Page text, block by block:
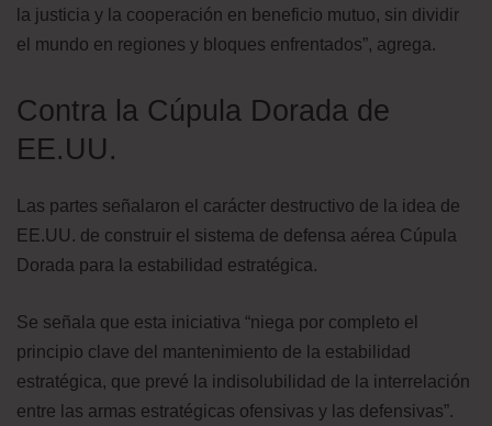
la justicia y la cooperación en beneficio mutuo, sin dividir
el mundo en regiones y bloques enfrentados”, agrega.
Contra la Cúpula Dorada de
EE.UU.
Las partes señalaron el carácter destructivo de la idea de
EE.UU. de construir el sistema de defensa aérea Cúpula
Dorada para la estabilidad estratégica.
Se señala que esta iniciativa “niega por completo el
principio clave del mantenimiento de la estabilidad
estratégica, que prevé la indisolubilidad de la interrelación
entre las armas estratégicas ofensivas y las defensivas”.